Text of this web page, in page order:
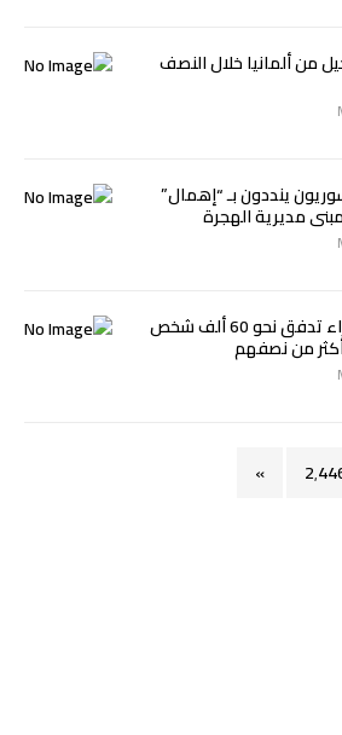
من ألمانيا خلال النصف
ينددون بـ “إهمال”
مديرية الهجرة
سبتة: وفاة 34 مهاجرا جراء تدفق نحو 60 ألف شخص
من نصفهم
»